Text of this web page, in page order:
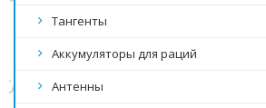
Тангенты
Аккумуляторы для раций
Антенны